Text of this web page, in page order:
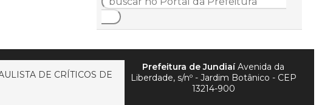
DE CRÍTICOS DE
Prefeitura de JundiaíAvenida da
Liberdade, s/nº - Jardim Botânico - CEP
13214-900